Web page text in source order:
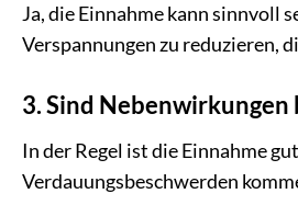
Ja, die Einnahme kann sinnvoll
Verspannungen zu reduzieren,
3. Sind
In der Regel ist die Einnahme
Verdauungsbeschwerden